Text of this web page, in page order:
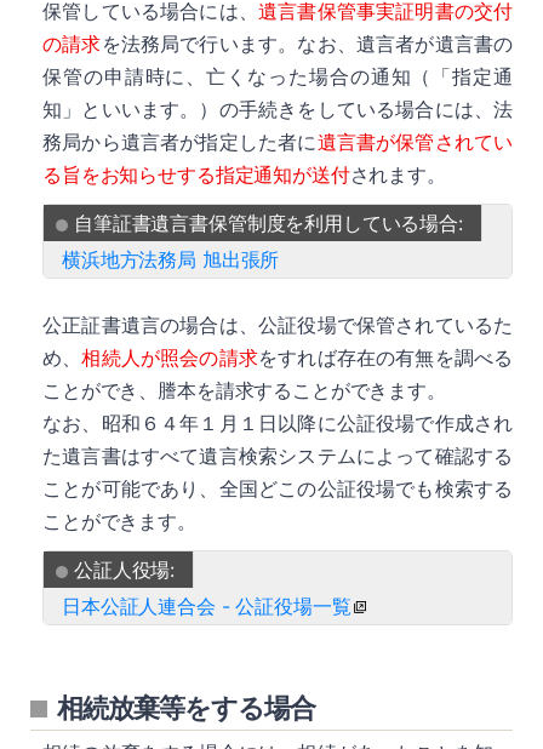
保管している場合には、 遺言書保管事実証明書の交付
の請求を法務局で行います。なお、遺言者が遺言書の
保管の申請時に、亡くなった場合の通知（「指定通
知」といいます。）の手続きをしている場合には、法
務局から遺言者が指定した者に遺言書が保管されてい
る旨をお知らせする指定通知が送付されます。
自筆証書遺言書保管制度を利用している場合:
横浜地方法務局 旭出張所
公正証書遺言の場合は、公証役場で保管されているた
め、相続人が照会の請求をすれば存在の有無を調べる
ことができ、謄本を請求することができます。
なお、昭和６４年１月１日以降に公証役場で作成され
た遺言書はすべて遺言検索システムによって確認する
ことが可能であり、全国どこの公証役場でも検索する
ことができます。
公証人役場:
日本公証人連合会 - 公証役場一覧
相続放棄等をする場合
詳細
詳細